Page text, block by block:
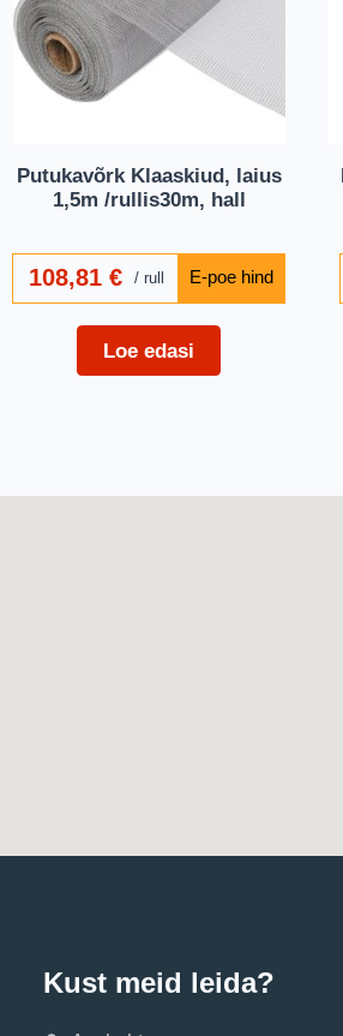
Putukavõrk Klaaskiud, laius
1,5m /rullis30m, hall
108,81€ rull
Loe edasi
Kust meid leida?